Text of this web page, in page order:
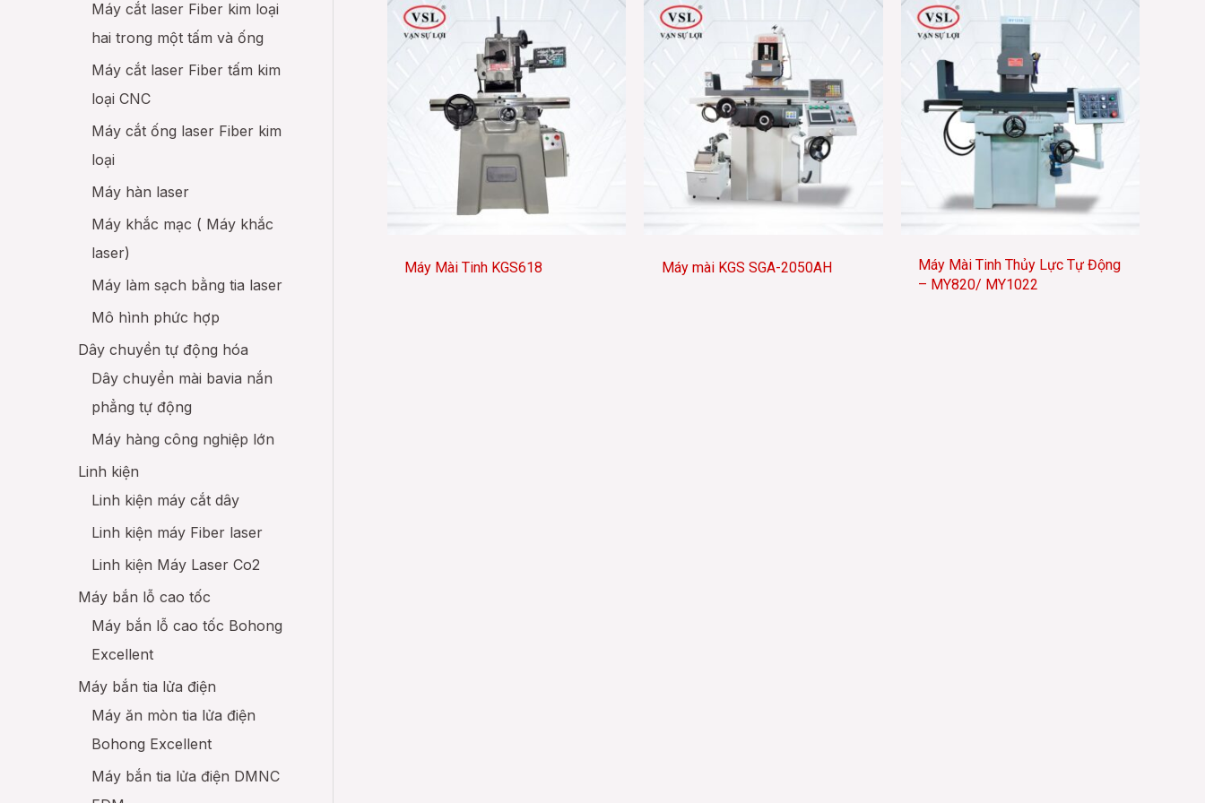
Máy cuốn tôn
Máy cắt laser Fiber kim loại
hai trong một tấm và ống
Máy cắt laser Fiber tấm kim
loại CNC
Máy cắt ống laser Fiber kim
loại
Máy hàn laser
Máy khắc mạc ( Máy khắc
laser)
Máy làm sạch bằng tia laser
Mô hình phức hợp
Dây chuyền tự động hóa
Dây chuyền mài bavia nắn
phẳng tự động
Máy hàng công nghiệp lớn
Linh kiện
Linh kiện máy cắt dây
Linh kiện máy Fiber laser
Linh kiện Máy Laser Co2
Máy bắn lỗ cao tốc
Máy bắn lỗ cao tốc Bohong
Excellent
Máy bắn tia lửa điện
Máy ăn mòn tia lửa điện
Bohong Excellent
Máy bắn tia lửa điện DMNC
Máy Mài Tinh KGS618 Máy mài KGS SGA-2050AH
Máy Mài Tinh Thủy Lực Tự Động
– MY820/ MY1022